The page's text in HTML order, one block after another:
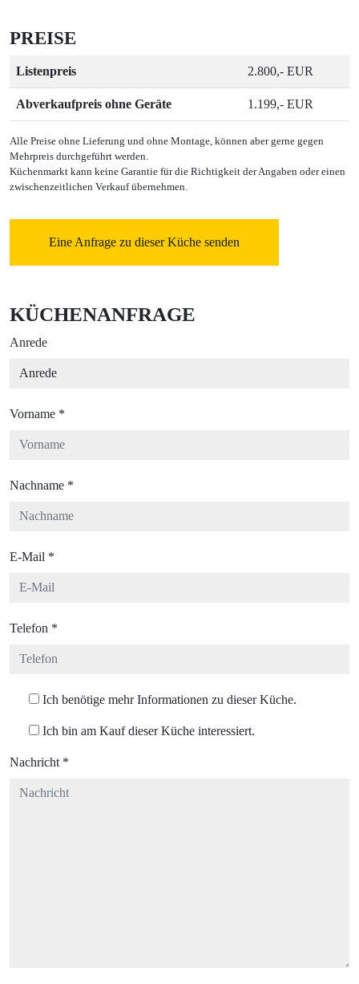
PREISE
Listenpreis 2.800,- EUR
Abverkaufpreis ohne Geräte 1.199,- EUR
Alle Preise ohne Lieferung und ohne Montage, können aber gerne gegen
Mehrpreis durchgeführt werden.
Küchenmarkt kann keine Garantie für die Richtigkeit der Angaben oder einen
zwischenzeitlichen Verkauf übernehmen.
Eine Anfrage zu dieser Küche senden
KÜCHENANFRAGE
Anrede
Vorname *
Nachname *
E-Mail *
Telefon *
Ich benötige mehr Informationen zu dieser Küche.
Ich bin am Kauf dieser Küche interessiert.
Nachricht *